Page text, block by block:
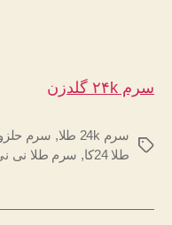
سرم ۲۴k گلدزن
برچسب‌ها
سرم 24k طلا , سرم
طلا 24کا
, سرم طلا نی